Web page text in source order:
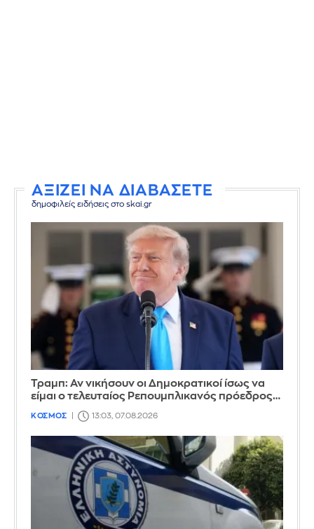
ΑΞΙΖΕΙ ΝΑ ΔΙΑΒΑΣΕΤΕ
δημοφιλείς ειδήσεις στο skai.gr
Τραμπ: Αν νικήσουν οι Δημοκρατικοί ίσως να
είμαι ο τελευταίος Ρεπουμπλικανός πρόεδρος…
ΚΟΣΜΟΣ 13:03, 07.08.2026